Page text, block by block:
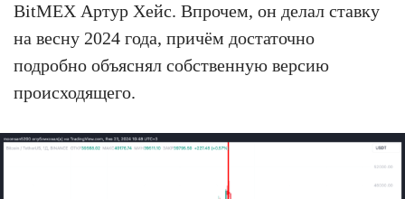
BitMEX Артур Хейс. Впрочем, он делал ставку
на весну 2024 года, причём достаточно
подробно объяснял собственную версию
происходящего.